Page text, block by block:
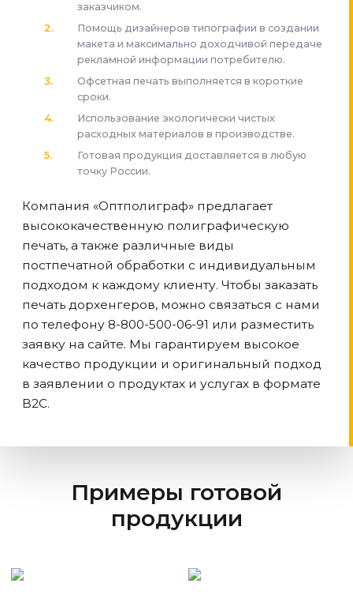
заказчиком.
Помощь дизайнеров типографии в создании
макета и максимально доходчивой передаче
рекламной информации потребителю.
Офсетная печать выполняется в короткие
сроки.
Использование экологически чистых
расходных материалов в производстве.
Готовая продукция доставляется в любую
точку России.
Компания «Оптполиграф» предлагает
высококачественную полиграфическую
печать, а также различные виды
постпечатной обработки с индивидуальным
подходом к каждому клиенту. Чтобы заказать
печать дорхенгеров, можно связаться с нами
по телефону 8-800-500-06-91 или разместить
заявку на сайте. Мы гарантируем высокое
качество продукции и оригинальный подход
в заявлении о продуктах и услугах в формате
B2C.
Примеры готовой
продукции